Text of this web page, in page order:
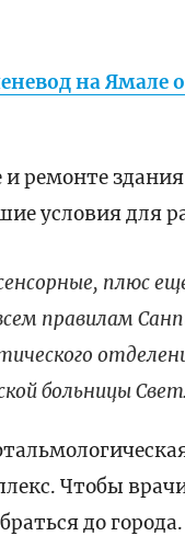
на Ямале
и ремонте
условия для
плюс
правилам
больницы
Чтобы
до города.